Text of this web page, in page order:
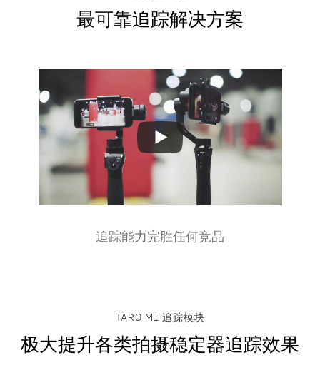
最可靠追踪解决方案
Play
Video
追踪能力完胜任何竞品
TARO M1 追踪模块
极大提升各类拍摄稳定器追踪效果